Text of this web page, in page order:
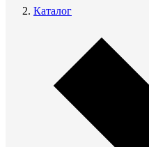
Каталог